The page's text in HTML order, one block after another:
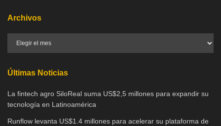
Archivos
Últimas Noticias
La fintech agro SiloReal suma US$2,5 millones para expandir su
tecnología en Latinoamérica
Runflow levanta US$1.4 millones para acelerar su plataforma de